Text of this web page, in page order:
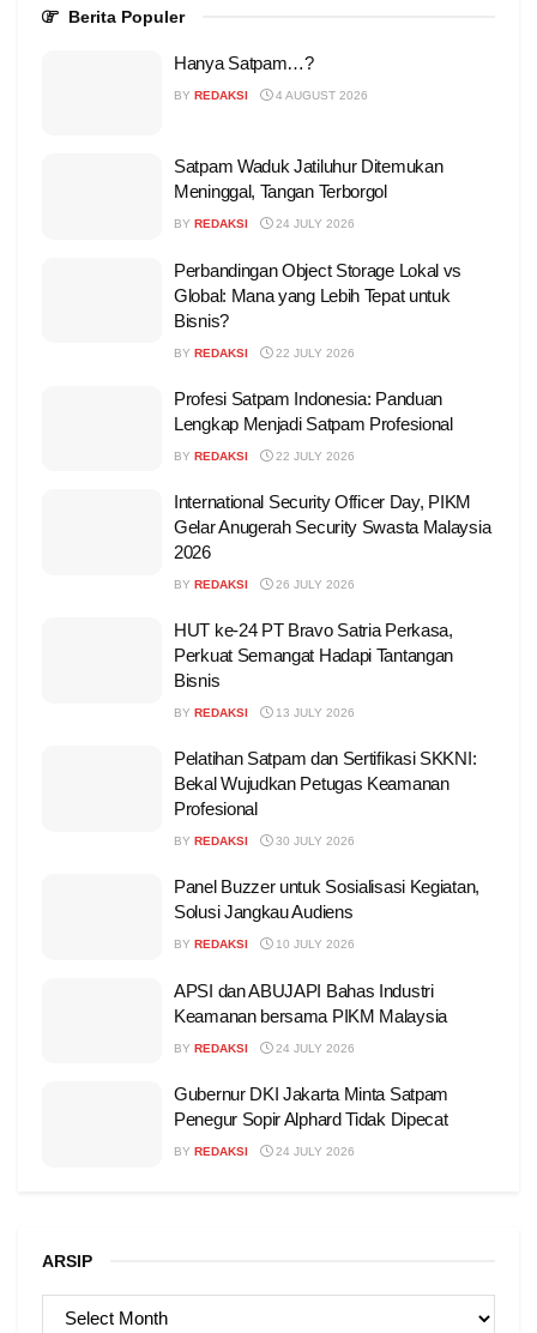
Berita Populer
Hanya Satpam…?
BY REDAKSI 4 AUGUST 2026
Satpam Waduk Jatiluhur Ditemukan
Meninggal, Tangan Terborgol
BY REDAKSI 24 JULY 2026
Perbandingan Object Storage Lokal vs
Global: Mana yang Lebih Tepat untuk
Bisnis?
BY REDAKSI 22 JULY 2026
Profesi Satpam Indonesia: Panduan
Lengkap Menjadi Satpam Profesional
BY REDAKSI 22 JULY 2026
International Security Officer Day, PIKM
Gelar Anugerah Security Swasta Malaysia
2026
BY REDAKSI 26 JULY 2026
HUT ke-24 PT Bravo Satria Perkasa,
Perkuat Semangat Hadapi Tantangan
Bisnis
BY REDAKSI 13 JULY 2026
Pelatihan Satpam dan Sertifikasi SKKNI:
Bekal Wujudkan Petugas Keamanan
Profesional
BY REDAKSI 30 JULY 2026
Panel Buzzer untuk Sosialisasi Kegiatan,
Solusi Jangkau Audiens
BY REDAKSI 10 JULY 2026
APSI dan ABUJAPI Bahas Industri
Keamanan bersama PIKM Malaysia
BY REDAKSI 24 JULY 2026
Gubernur DKI Jakarta Minta Satpam
Penegur Sopir Alphard Tidak Dipecat
BY REDAKSI 24 JULY 2026
ARSIP
ARSIP